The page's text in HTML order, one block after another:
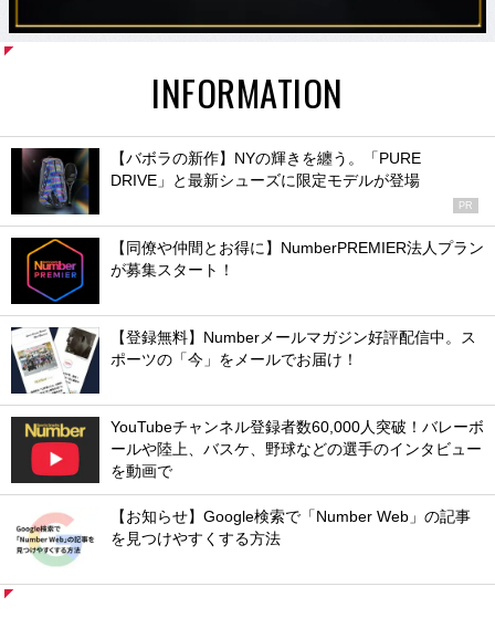
INFORMATION
【バボラの新作】NYの輝きを纏う。「PURE
DRIVE」と最新シューズに限定モデルが登場
PR
【同僚や仲間とお得に】NumberPREMIER法人プラン
が募集スタート！
【登録無料】Numberメールマガジン好評配信中。ス
ポーツの「今」をメールでお届け！
YouTubeチャンネル登録者数60,000人突破！バレーボ
ールや陸上、バスケ、野球などの選手のインタビュー
を動画で
【お知らせ】Google検索で「Number Web」の記事
を見つけやすくする方法